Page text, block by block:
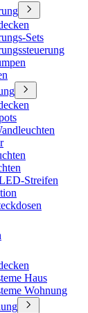
Sets
Streifen
Haus
Wohnung